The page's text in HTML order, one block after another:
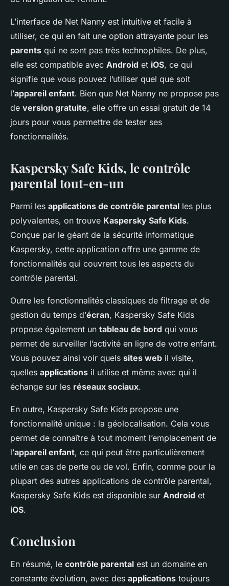
L’interface de Net Nanny est intuitive et facile à
utiliser, ce qui en fait une option attrayante pour les
parents qui ne sont pas très technophiles. De plus,
elle est compatible avec Android et iOS, ce qui
signifie que vous pouvez l’utiliser quel que soit
l’appareil enfant. Bien que Net Nanny ne propose pas
de version gratuite, elle offre un essai gratuit de 14
jours pour vous permettre de tester ses
fonctionnalités.
Kaspersky Safe Kids, le contrôle
parental tout-en-un
Parmi les applications de contrôle parental les plus
polyvalentes, on trouve Kaspersky Safe Kids.
Conçue par le géant de la sécurité informatique
Kaspersky, cette application offre une gamme de
fonctionnalités qui couvrent tous les aspects du
contrôle parental.
Outre les fonctionnalités classiques de filtrage et de
gestion du temps d’écran, Kaspersky Safe Kids
propose également un tableau de bord qui vous
permet de surveiller l’activité en ligne de votre enfant.
Vous pouvez ainsi voir quels sites web il visite,
quelles applications il utilise et même avec qui il
échange sur les réseaux sociaux.
En outre, Kaspersky Safe Kids propose une
fonctionnalité unique : la géolocalisation. Cela vous
permet de connaître à tout moment l’emplacement de
l’appareil enfant, ce qui peut être particulièrement
utile en cas de perte ou de vol. Enfin, comme pour la
plupart des autres applications de contrôle parental,
Kaspersky Safe Kids est disponible sur Android et
iOS.
Conclusion
En résumé, le contrôle parental est un domaine en
constante évolution, avec des applications toujours